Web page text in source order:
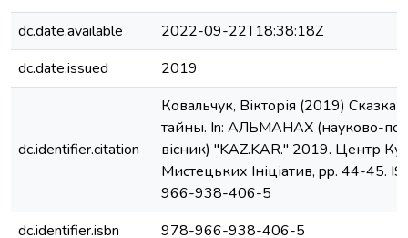
dc.date.available
2022-09-22T18:38:18Z
dc.date.issued
2019
dc.identifier.citation
Ковальчук, Вікторія (2019) Сказка
тайны. In: АЛЬМАНАХ (науково-
вісник) "KAZ.KAR." 2019. Центр
Мистецьких Ініціатив, pp. 44-45.
966-938-406-5
dc.identifier.isbn
978-966-938-406-5